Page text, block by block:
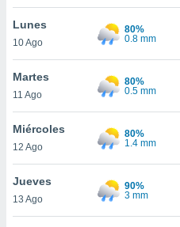
de
disponible
cookies
aceptar
Lunes
10 Ago
80%
0.8 mm
Martes
11 Ago
80%
0.5 mm
Miércoles
12 Ago
80%
1.4 mm
Jueves
13 Ago
90%
3 mm